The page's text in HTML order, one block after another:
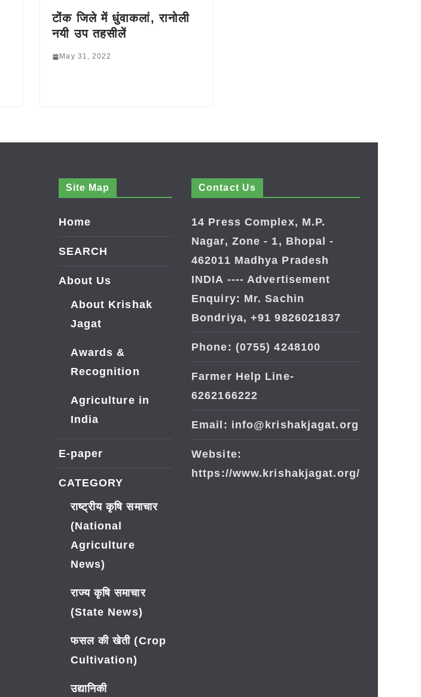
टोंक जिले में धुंवाकलां, रानोली
नयी उप तहसीलें
May 31, 2022
Site Map
Home
SEARCH
About Us
About Krishak
Jagat
Awards &
Recognition
Agriculture in
India
E-paper
CATEGORY
राष्ट्रीय कृषि समाचार
(National
Agriculture
News)
राज्य कृषि समाचार
(State News)
फसल की खेती (Crop
Cultivation)
उद्यानिकी
Contact Us
14 Press Complex, M.P.
Nagar, Zone - 1, Bhopal -
462011 Madhya Pradesh
INDIA ---- Advertisement
Enquiry: Mr. Sachin
Bondriya, +91 9826021837
Phone: (0755) 4248100
Farmer Help Line-
6262166222
Email: info@krishakjagat.org
Website:
https://www.krishakjagat.org/